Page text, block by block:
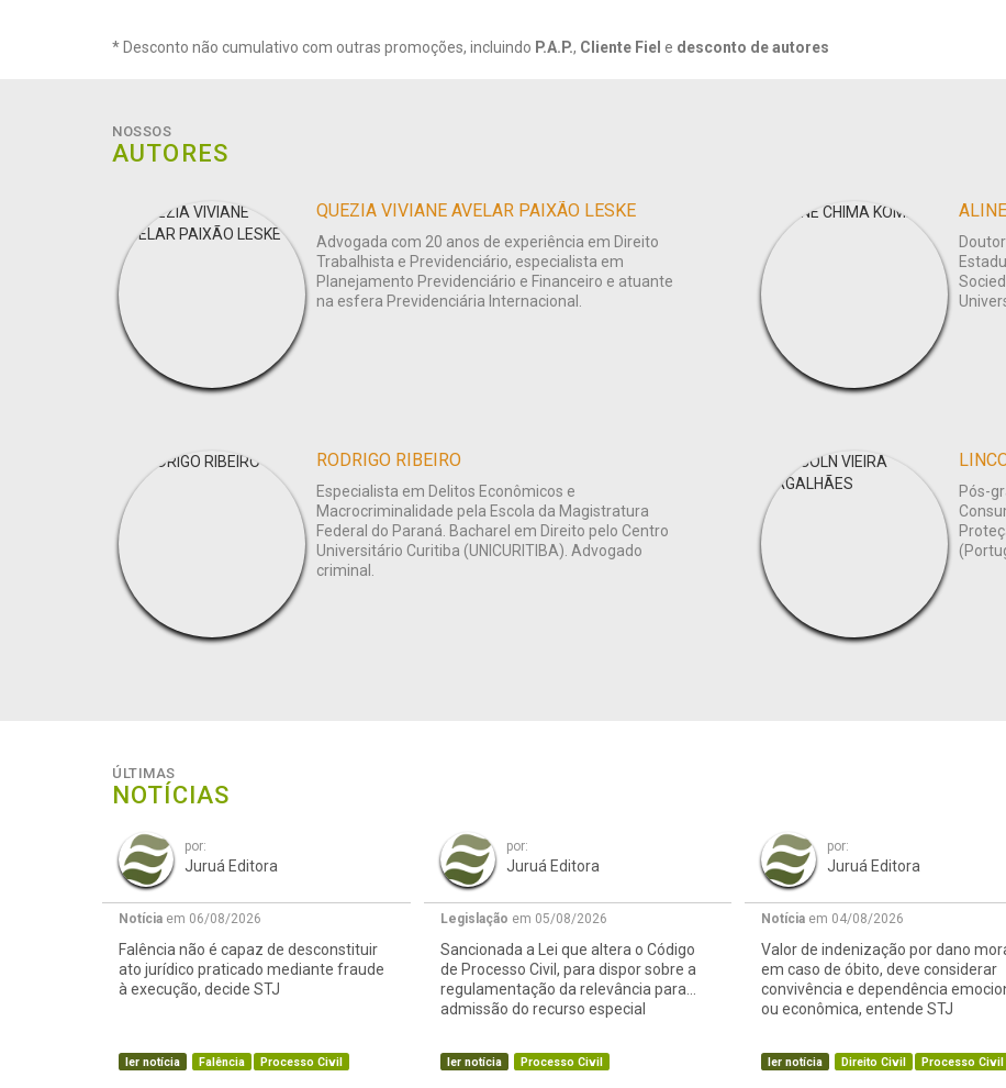
* Desconto não cumulativo com outras promoções, incluindo P.A.P., Cliente Fiel e desconto de autores
NOSSOS
AUTORES
QUEZIA VIVIANE AVELAR PAIXÃO LESKE
Advogada com 20 anos de experiência em Direito
Trabalhista e Previdenciário, especialista em
Planejamento Previdenciário e Financeiro e atuante
na esfera Previdenciária Internacional.
RODRIGO RIBEIRO
Especialista em Delitos Econômicos e
Macrocriminalidade pela Escola da Magistratura
Federal do Paraná. Bacharel em Direito pelo Centro
Universitário Curitiba (UNICURITIBA). Advogado
criminal.
Pós-
ÚLTIMAS
NOTÍCIAS
por:
Juruá Editora
Notícia em 06/08/2026
Falência não é capaz de desconstituir
ato jurídico praticado mediante fraude
à execução, decide STJ
ler notícia Falência Processo Civil
por:
Juruá Editora
Legislação em 05/08/2026
Sancionada a Lei que altera o Código
de Processo Civil, para dispor sobre a
regulamentação da relevância para
admissão do recurso especial
ler notícia Processo Civil
por:
Juruá Editora
Notícia em 04/08/2026
Valor de indenização por dano
em caso de óbito, deve considerar
convivência e dependência
ou econômica, entende STJ
ler notícia Direito Civil Processo Civil